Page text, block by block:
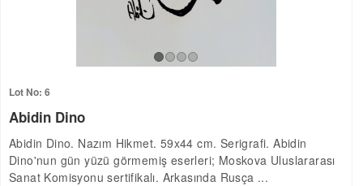
Lot No: 6
Abidin Dino
Abidin Dino. Nazım Hikmet. 59x44 cm. Serigrafi. Abidin
Dino'nun gün yüzü görmemiş eserleri; Moskova Uluslararası
Sanat Komisyonu sertifikalı. Arkasında Rusça ...